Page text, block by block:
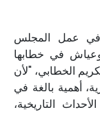
في عمل المجلس
في خطابها
الخطابي، "لأن
أهمية بالغة في
التاريخية،